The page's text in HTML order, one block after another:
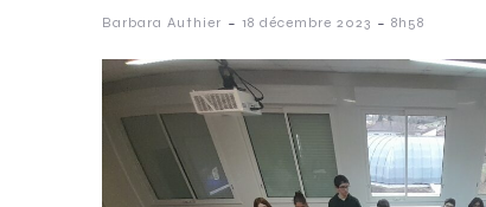
Barbara Authier - 18 décembre 2023 - 8h58